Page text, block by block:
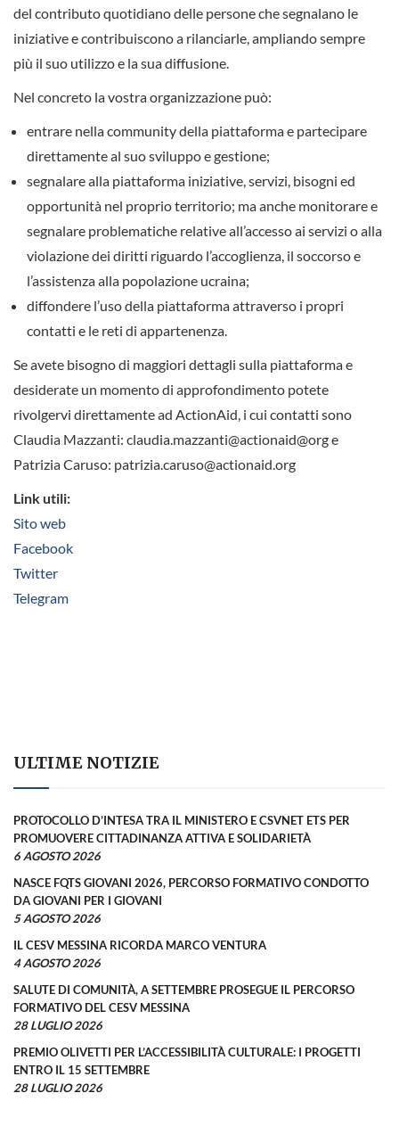
del contributo quotidiano delle persone che segnalano le
iniziative e contribuiscono a rilanciarle, ampliando sempre
più il suo utilizzo e la sua diffusione.
Nel concreto la vostra organizzazione può:
entrare nella community della piattaforma e partecipare
direttamente al suo sviluppo e gestione;
segnalare alla piattaforma iniziative, servizi, bisogni ed
opportunità nel proprio territorio; ma anche monitorare e
segnalare problematiche relative all’accesso ai servizi o alla
violazione dei diritti riguardo l’accoglienza, il soccorso e
l’assistenza alla popolazione ucraina;
diffondere l’uso della piattaforma attraverso i propri
contatti e le reti di appartenenza.
Se avete bisogno di maggiori dettagli sulla piattaforma e
desiderate un momento di approfondimento potete
rivolgervi direttamente ad ActionAid, i cui contatti sono
Claudia Mazzanti: claudia.mazzanti@actionaid@org e
Patrizia Caruso: patrizia.caruso@actionaid.org
Link utili:
Sito web
Facebook
Twitter
Telegram
ULTIME NOTIZIE
PROTOCOLLO D’INTESA TRA IL MINISTERO E CSVNET ETS PER
PROMUOVERE CITTADINANZA ATTIVA E SOLIDARIETÀ
6 AGOSTO 2026
NASCE FQTS GIOVANI 2026, PERCORSO FORMATIVO CONDOTTO
DA GIOVANI PER I GIOVANI
5 AGOSTO 2026
IL CESV MESSINA RICORDA MARCO VENTURA
4 AGOSTO 2026
SALUTE DI COMUNITÀ, A SETTEMBRE PROSEGUE IL PERCORSO
FORMATIVO DEL CESV MESSINA
28 LUGLIO 2026
PREMIO OLIVETTI PER L’ACCESSIBILITÀ CULTURALE: I PROGETTI
ENTRO IL 15 SETTEMBRE
28 LUGLIO 2026